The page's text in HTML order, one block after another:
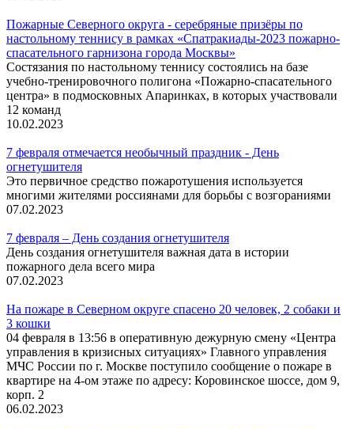
Пожарные Северного округа - серебряные призёры по
настольному теннису в рамках «Спатракиады-2023 пожарно-
спасательного гарнизона города Москвы»
Состязания по настольному теннису состоялись на базе
учебно-тренировочного полигона «Пожарно-спасательного
центра» в подмосковных Апаринках, в которых участвовали
12 команд
10.02.2023
7 февраля отмечается необычный праздник - День
огнетушителя
Это первичное средство пожаротушения используется
многими жителями россиянами для борьбы с возгораниями
07.02.2023
7 февраля – День создания огнетушителя
День создания огнетушителя важная дата в истории
пожарного дела всего мира
07.02.2023
На пожаре в Северном округе спасено 20 человек, 2 собаки и
3 кошки
04 февраля в 13:56 в оперативную дежурную смену «Центра
управления в кризисных ситуациях» Главного управления
МЧС России по г. Москве поступило сообщение о пожаре в
квартире на 4-ом этаже по адресу: Коровинское шоссе, дом 9,
корп. 2
06.02.2023